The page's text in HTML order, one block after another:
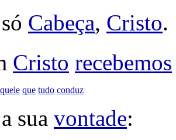
Cabeça, Cristo.
Cristo recebemos
que tudo conduz
a sua vontade: